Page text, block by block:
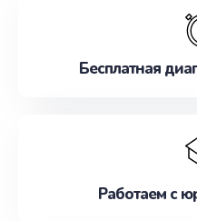
Бесплатная
Работаем с